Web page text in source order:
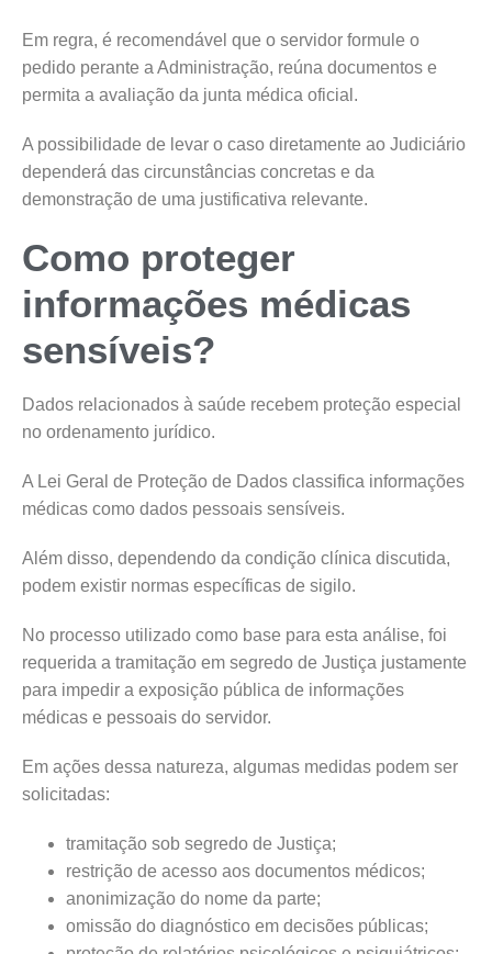
Em regra, é recomendável que o servidor formule o
pedido perante a Administração, reúna documentos e
permita a avaliação da junta médica oficial.
A possibilidade de levar o caso diretamente ao Judiciário
dependerá das circunstâncias concretas e da
demonstração de uma justificativa relevante.
Como proteger
informações médicas
sensíveis?
Dados relacionados à saúde recebem proteção especial
no ordenamento jurídico.
A Lei Geral de Proteção de Dados classifica informações
médicas como dados pessoais sensíveis.
Além disso, dependendo da condição clínica discutida,
podem existir normas específicas de sigilo.
No processo utilizado como base para esta análise, foi
requerida a tramitação em segredo de Justiça justamente
para impedir a exposição pública de informações
médicas e pessoais do servidor.
Em ações dessa natureza, algumas medidas podem ser
solicitadas:
tramitação sob segredo de Justiça;
restrição de acesso aos documentos médicos;
anonimização do nome da parte;
omissão do diagnóstico em decisões públicas;